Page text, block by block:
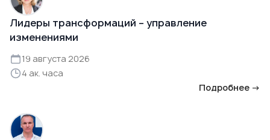
Лидеры трансформаций – управление
изменениями
19 августа 2026
4 ак. часа
Подробнее →